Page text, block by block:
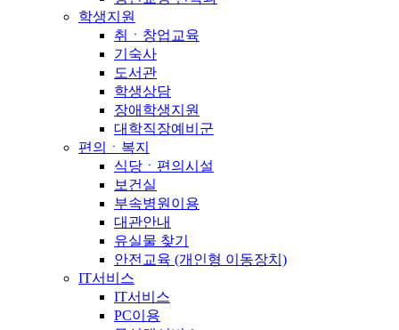
학생지원
취ㆍ창업교육
기숙사
도서관
학생상담
장애학생지원
대학직장예비군
편의ㆍ복지
식당ㆍ편의시설
보건실
부속병원이용
대관안내
유실물 찾기
안전교육 (개인형 이동장치)
IT서비스
IT서비스
PC이용